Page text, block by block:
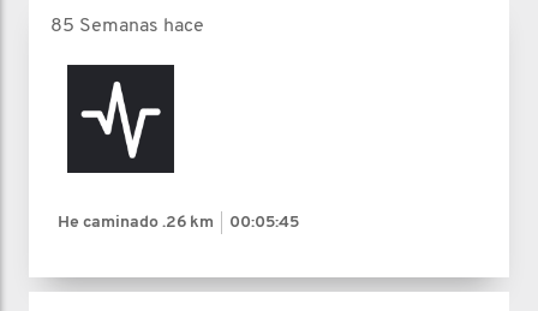
85 Semanas hace
He caminado .26 km 00:05:45